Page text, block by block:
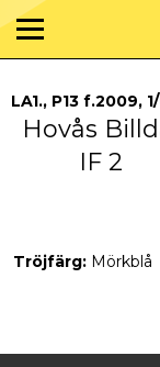
LA1., P13 f.2009,
Hovås
IF 2
Tröjfärg: Mörkblå